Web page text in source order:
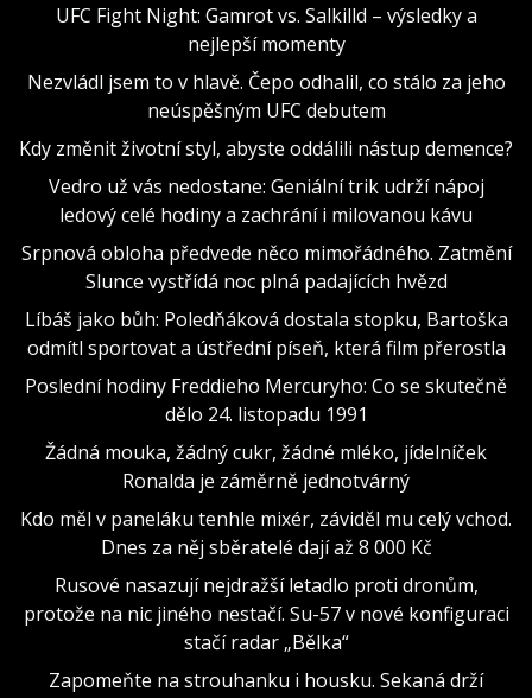
UFC Fight Night: Gamrot vs. Salkilld – výsledky a
nejlepší momenty
Nezvládl jsem to v hlavě. Čepo odhalil, co stálo za jeho
neúspěšným UFC debutem
Kdy změnit životní styl, abyste oddálili nástup demence?
Vedro už vás nedostane: Geniální trik udrží nápoj
ledový celé hodiny a zachrání i milovanou kávu
Srpnová obloha předvede něco mimořádného. Zatmění
Slunce vystřídá noc plná padajících hvězd
Líbáš jako bůh: Poledňáková dostala stopku, Bartoška
odmítl sportovat a ústřední píseň, která film přerostla
Poslední hodiny Freddieho Mercuryho: Co se skutečně
dělo 24. listopadu 1991
Žádná mouka, žádný cukr, žádné mléko, jídelníček
Ronalda je záměrně jednotvárný
Kdo měl v paneláku tenhle mixér, záviděl mu celý vchod.
Dnes za něj sběratelé dají až 8 000 Kč
Rusové nasazují nejdražší letadlo proti dronům,
protože na nic jiného nestačí. Su-57 v nové konfiguraci
stačí radar „Bělka“
Zapomeňte na strouhanku i housku. Sekaná drží